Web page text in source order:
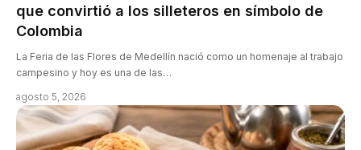
que convirtió a los silleteros en símbolo de
Colombia
La Feria de las Flores de Medellín nació como un homenaje al trabajo
campesino y hoy es una de las…
agosto 5, 2026